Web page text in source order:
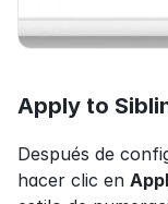
Apply to
Después de
hacer clic en